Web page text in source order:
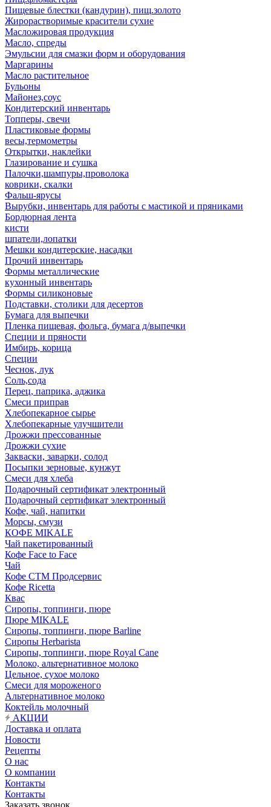
Пищевые блестки (кандурин), пищ.золото
Жирорастворимые красители сухие
Масложировая продукция
Масло, спреды
Эмульсии для смазки форм и оборудования
Маргарины
Масло растительное
Бульоны
Майонез,соус
Кондитерский инвентарь
Топперы, свечи
Пластиковые формы
весы,термометры
Открытки, наклейки
Глазирование и сушка
Палочки,шампуры,проволока
коврики, скалки
Фальш-ярусы
Вырубки, инвентарь для работы с мастикой и пряниками
Бордюрная лента
кисти
шпатели,лопатки
Мешки кондитерские, насадки
Прочий инвентарь
Формы металлические
кухонный инвентарь
Формы силиконовые
Подставки, столики для десертов
Бумага для выпечки
Пленка пищевая, фольга, бумага д/выпечки
Специи и пряности
Имбирь, корица
Специи
Чеснок, лук
Соль,сода
Перец, паприка, аджика
Смеси приправ
Хлебопекарное сырье
Хлебопекарные улучшители
Дрожжи прессованные
Дрожжи сухие
Закваски, заварки, солод
Посыпки зерновые, кунжут
Смеси для хлеба
Подарочный сертификат электронный
Подарочный сертификат электронный
Кофе, чай, напитки
Морсы, смузи
КОФЕ MIKALE
Чай пакетированный
Кофе Face to Face
Чай
Кофе СТМ Продсервис
Кофе Ricetta
Квас
Сиропы, топпинги, пюре
Пюре MIKALE
Сиропы, топпинги, пюре Barline
Сиропы Herbarista
Сиропы, топпинги, пюре Royal Cane
Молоко, альтернативное молоко
Цельное, сухое молоко
Смеси для мороженого
Альтернативное молоко
Коктейль молочный
АКЦИИ
Доставка и оплата
Новости
Рецепты
О нас
О компании
Контакты
Контакты
Заказать звонок